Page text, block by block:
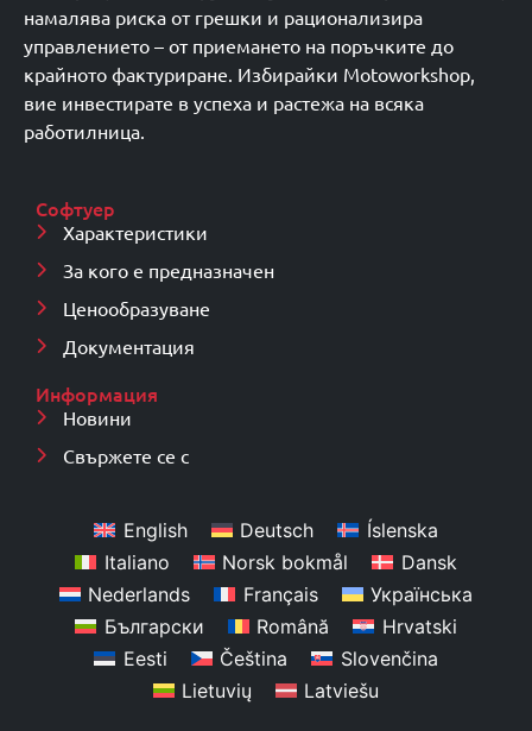
Софтуер
Характеристики
За кого е предназначен
Ценообразуване
Документация
Информация
Новини
Свържете се с
намалява риска от грешки и рационализира
управлението – от приемането на поръчките до
крайното фактуриране. Избирайки Motoworkshop,
вие инвестирате в успеха и растежа на всяка
работилница.
English Deutsch
Íslenska
Italiano
Norsk bokmål
Dansk
Nederlands
Français
Українська
Български
Română
Hrvatski
Eesti
Čeština
Slovenčina
Lietuvių
Latviešu